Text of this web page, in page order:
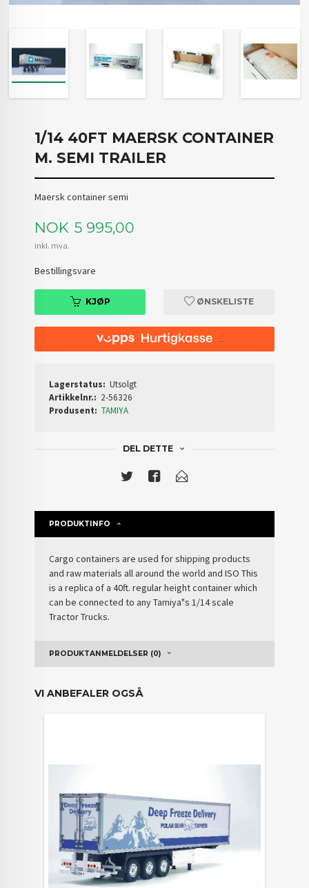
1/14 40FT MAERSK CONTAINER
M. SEMI TRAILER
Maersk container semi
Pris
NOK 5 995,00
inkl. mva.
Bestillingsvare
KJØP ØNSKELISTE
Lagerstatus: Utsolgt
Artikkelnr.: 2-56326
Produsent: TAMIYA
DEL DETTE
PRODUKTINFO
Cargo containers are used for shipping products
and raw materials all around the world and ISO This
is a replica of a 40ft. regular height container which
can be connected to any Tamiya"s 1/14 scale
Tractor Trucks.
PRODUKTANMELDELSER (0)
VI ANBEFALER OGSÅ